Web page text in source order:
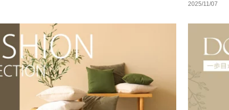
2025/11/07